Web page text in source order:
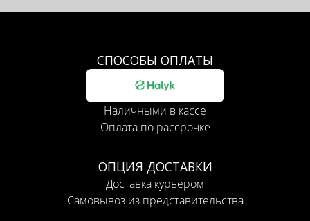
СПОСОБЫ ОПЛАТЫ
Наличными в кассе
Оплата по рассрочке
ОПЦИЯ ДОСТАВКИ
Доставка курьером
Самовывоз из представительства